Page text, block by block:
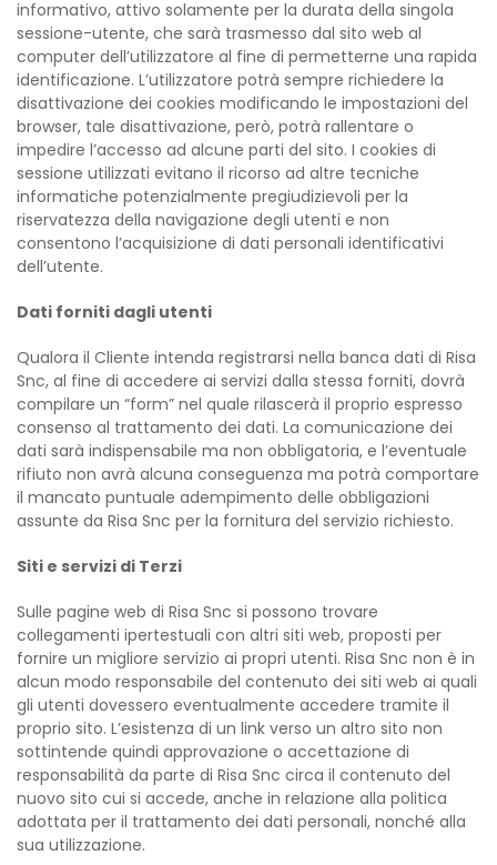
informativo, attivo solamente per la durata della singola
sessione-utente, che sarà trasmesso dal sito web al
computer dell’utilizzatore al fine di permetterne una rapida
identificazione. L’utilizzatore potrà sempre richiedere la
disattivazione dei cookies modificando le impostazioni del
browser, tale disattivazione, però, potrà rallentare o
impedire l’accesso ad alcune parti del sito. I cookies di
sessione utilizzati evitano il ricorso ad altre tecniche
informatiche potenzialmente pregiudizievoli per la
riservatezza della navigazione degli utenti e non
consentono l’acquisizione di dati personali identificativi
dell’utente.
Dati forniti dagli utenti
Qualora il Cliente intenda registrarsi nella banca dati di Risa
Snc, al fine di accedere ai servizi dalla stessa forniti, dovrà
compilare un “form” nel quale rilascerà il proprio espresso
consenso al trattamento dei dati. La comunicazione dei
dati sarà indispensabile ma non obbligatoria, e l’eventuale
rifiuto non avrà alcuna conseguenza ma potrà comportare
il mancato puntuale adempimento delle obbligazioni
assunte da Risa Snc per la fornitura del servizio richiesto.
Siti e servizi di Terzi
Sulle pagine web di Risa Snc si possono trovare
collegamenti ipertestuali con altri siti web, proposti per
fornire un migliore servizio ai propri utenti. Risa Snc non è in
alcun modo responsabile del contenuto dei siti web ai quali
gli utenti dovessero eventualmente accedere tramite il
proprio sito. L’esistenza di un link verso un altro sito non
sottintende quindi approvazione o accettazione di
responsabilità da parte di Risa Snc circa il contenuto del
nuovo sito cui si accede, anche in relazione alla politica
adottata per il trattamento dei dati personali, nonché alla
sua utilizzazione.